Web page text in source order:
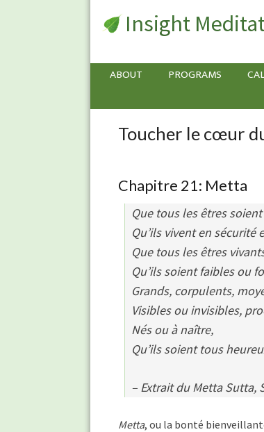
Insight
ABOUT PROGRAMS
Toucher
du
(French
Translation)
Toucher le cœur
Chapitre 21: Metta
Que tous les êtres
Qu’ils vivent en sécurité
Que tous les êtres
Qu’ils soient faibles ou
Grands, corpulents,
Visibles ou invisibles,
Nés ou à naître,
Qu’ils soient tous
– Extrait du Metta Sutta,
Metta, ou la bonté